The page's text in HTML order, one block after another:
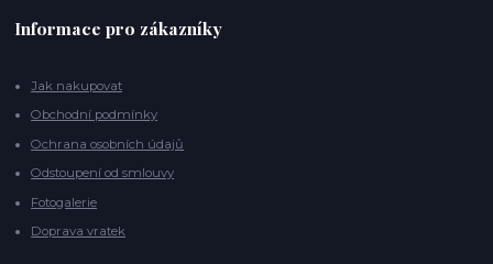
Informace pro zákazníky
Jak nakupovat
Obchodní podmínky
Ochrana osobních údajů
Odstoupení od smlouvy
Fotogalerie
Doprava vratek